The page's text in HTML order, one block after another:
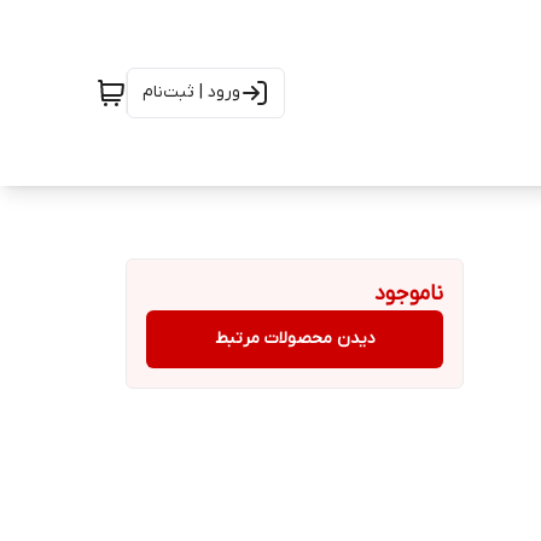
ورود | ثبت‌نام
ناموجود
دیدن محصولات مرتبط